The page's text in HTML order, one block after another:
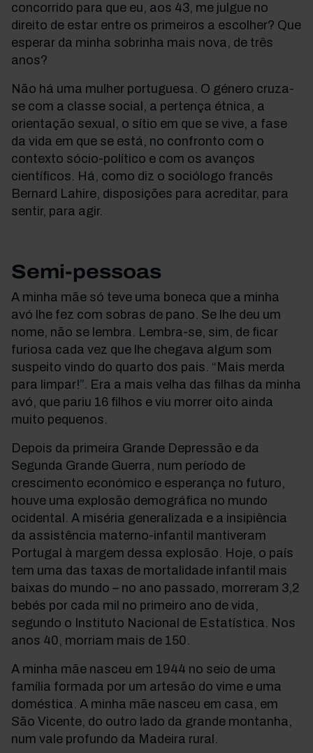
concorrido para que eu, aos 43, me julgue no
direito de estar entre os primeiros a escolher? Que
esperar da minha sobrinha mais nova, de três
anos?
Não há uma mulher portuguesa. O género cruza-
se com a classe social, a pertença étnica, a
orientação sexual, o sítio em que se vive, a fase
da vida em que se está, no confronto com o
contexto sócio-político e com os avanços
científicos. Há, como diz o sociólogo francês
Bernard Lahire, disposições para acreditar, para
sentir, para agir.
Semi-pessoas
A minha mãe só teve uma boneca que a minha
avó lhe fez com sobras de pano. Se lhe deu um
nome, não se lembra. Lembra-se, sim, de ficar
furiosa cada vez que lhe chegava algum som
suspeito vindo do quarto dos pais. “Mais merda
para limpar!”. Era a mais velha das filhas da minha
avó, que pariu 16 filhos e viu morrer oito ainda
muito pequenos.
Depois da primeira Grande Depressão e da
Segunda Grande Guerra, num período de
crescimento económico e esperança no futuro,
houve uma explosão demográfica no mundo
ocidental. A miséria generalizada e a insipiência
da assistência materno-infantil mantiveram
Portugal à margem dessa explosão. Hoje, o país
tem uma das taxas de mortalidade infantil mais
baixas do mundo – no ano passado, morreram 3,2
bebés por cada mil no primeiro ano de vida,
segundo o Instituto Nacional de Estatística. Nos
anos 40, morriam mais de 150.
A minha mãe nasceu em 1944 no seio de uma
família formada por um artesão do vime e uma
doméstica. A minha mãe nasceu em casa, em
São Vicente, do outro lado da grande montanha,
num vale profundo da Madeira rural.